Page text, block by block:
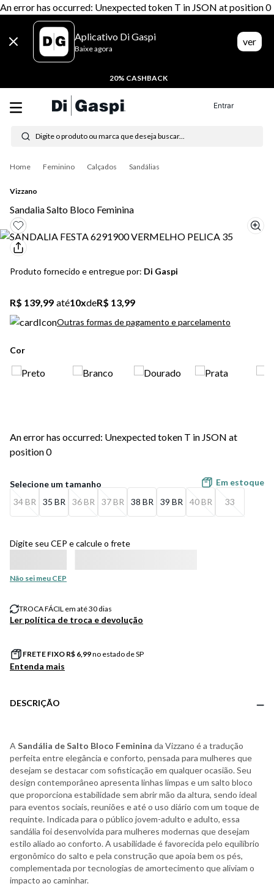
An error has occurred: Unexpected token T in JSON at position 0
Aplicativo Di Gaspi
Baixe agora
ver
20% CASHBACK
Entrar
Digite o produto ou marca que deseja buscar...
Feminino Calçados Sandálias
Vizzano
Sandalia Salto Bloco Feminina
Produto fornecido e entregue por: Di Gaspi
R$ 139,99 até10xdeR$ 13,99
Outras formas de pagamento e parcelamento
Cor
An error has occurred: Unexpected token T in JSON at
position 0
34 BR 35 BR 36 BR 37 BR 38 BR 39 BR 40 BR 33
Em estoque
Digite seu CEP e calcule o frete
Não sei meu CEP
TROCA FÁCIL em até 30 dias
Ler política de troca e devolução
FRETE FIXO R$ 6,99no estado de SP
Entenda mais
DESCRIÇÃO
A Sandália de Salto Bloco Feminina da Vizzano é a tradução
perfeita entre elegância e conforto, pensada para mulheres que
desejam se destacar com sofisticação em qualquer ocasião. Seu
design contemporâneo apresenta linhas limpas e um salto bloco
que proporciona estabilidade sem abrir mão da altura, sendo ideal
para eventos sociais, reuniões e até o uso diário com um toque de
requinte. Indicada para o público jovem-adulto e adulto, essa
sandália foi desenvolvida para mulheres modernas que desejam
estilo aliado ao conforto. A usabilidade é favorecida pelo equilíbrio
ergonômico do salto e pela construção que apoia bem os pés,
complementada por tecnologias de amortecimento que aliviam o
impacto ao caminhar.
Termos mais buscados
1º tênis feminino
3º moletom
4º tênis masculino
5 º bota
6º sandalia
8º salto